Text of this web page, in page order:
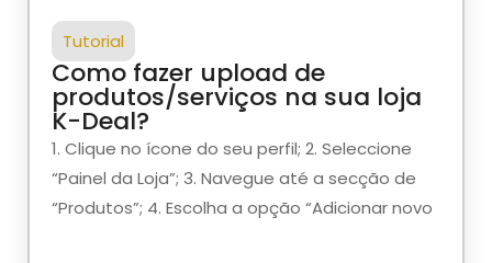
Tutorial
Como fazer upload de
produtos/serviços na sua loja
K-Deal?
1. Clique no ícone do seu perfil; 2. Seleccione
“Painel da Loja”; 3. Navegue até a secção de
“Produtos”; 4. Escolha a opção “Adicionar novo